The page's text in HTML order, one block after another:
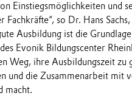
Einstiegsmöglichkeiten und
Fachkräfte“, so Dr. Hans
Ausbildung ist die
Evonik Bildungscenter
Weg, ihre Ausbildungszeit zu
und die Zusammenarbeit mit
macht.